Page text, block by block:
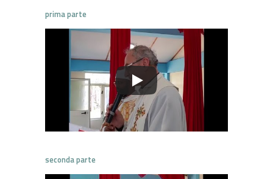
prima parte
seconda parte